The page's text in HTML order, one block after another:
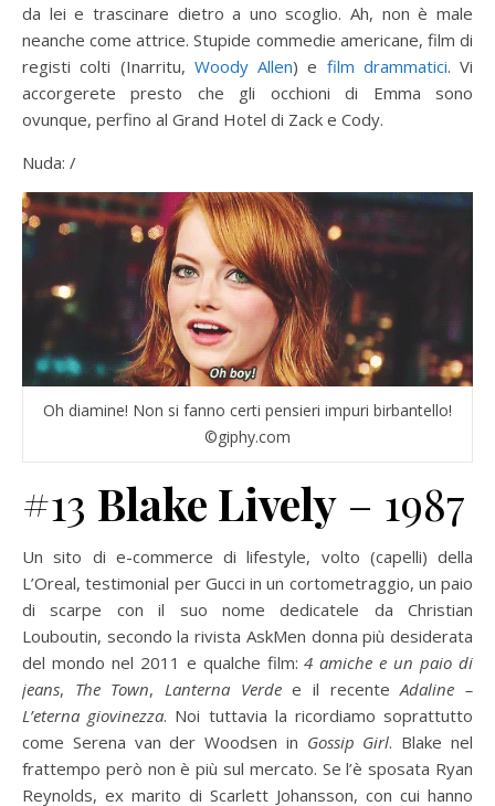
da lei e trascinare dietro a uno scoglio. Ah, non è male
neanche come attrice. Stupide commedie americane, film di
registi colti (Inarritu, Woody Allen) e film drammatici. Vi
accorgerete presto che gli occhioni di Emma sono
ovunque, perfino al Grand Hotel di Zack e Cody.
Nuda: /
Oh diamine! Non si fanno certi pensieri impuri birbantello!
©giphy.com
#13 Blake Lively – 1987
Un sito di e-commerce di lifestyle, volto (capelli) della
L’Oreal, testimonial per Gucci in un cortometraggio, un paio
di scarpe con il suo nome dedicatele da Christian
Louboutin, secondo la rivista AskMen donna più desiderata
del mondo nel 2011 e qualche film:4 amiche e un paio di
jeans, The Town, Lanterna Verdee il recenteAdaline –
L’eterna giovinezza. Noi tuttavia la ricordiamo soprattutto
come Serena van der Woodsen in Gossip Girl. Blake nel
frattempo però non è più sul mercato. Se l’è sposata Ryan
Reynolds, ex marito di Scarlett Johansson, con cui hanno